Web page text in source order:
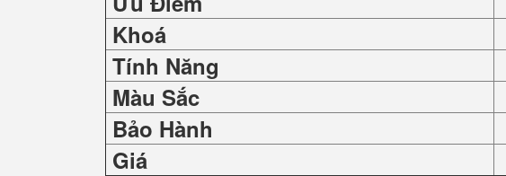
Khoá
Tính Năng
Màu Sắc
Bảo Hành
Giá